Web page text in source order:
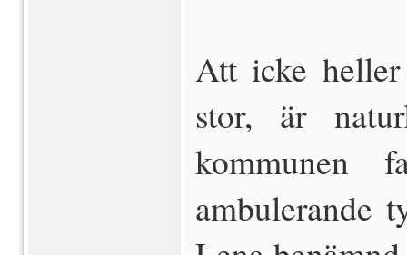
Att icke heller
stor, är
kommunen
ambulerande